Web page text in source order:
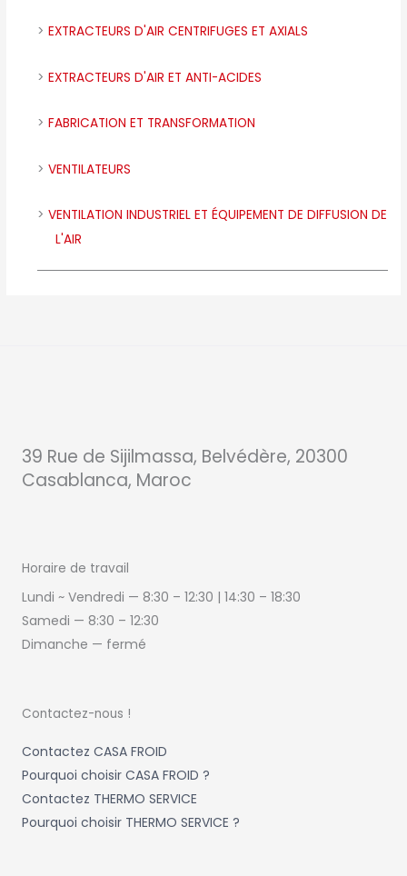
EXTRACTEURS D'AIR CENTRIFUGES ET AXIALS
EXTRACTEURS D'AIR ET ANTI-ACIDES
FABRICATION ET TRANSFORMATION
VENTILATEURS
VENTILATION INDUSTRIEL ET ÉQUIPEMENT DE DIFFUSION DE
L'AIR
39 Rue de Sijilmassa, Belvédère, 20300
Casablanca, Maroc
Horaire de travail
Lundi ~ Vendredi — 8:30 – 12:30 | 14:30 – 18:30
Samedi — 8:30 – 12:30
Dimanche — fermé
Contactez-nous !
Contactez CASA FROID
Pourquoi choisir CASA FROID ?
Contactez THERMO SERVICE
Pourquoi choisir THERMO SERVICE ?